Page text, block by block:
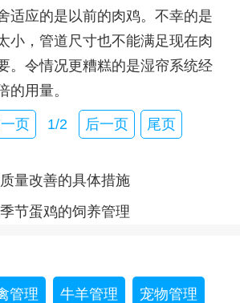
适应的是以前的肉鸡。不幸的是
小，管道尺寸也不能满足现在肉
。令情况更糟糕的是湿帘系统经
的用量。
页 1/2 后一页 尾页
量改善的具体措施
节蛋鸡的饲养管理
管理 牛羊管理 宠物管理